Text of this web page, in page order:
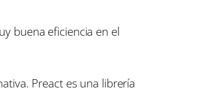
buena eficiencia en el
Preact es una librería